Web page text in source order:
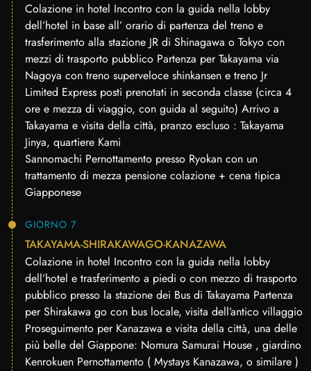
Colazione in hotel Incontro con la guida nella lobby
dell’hotel in base all’ orario di partenza del treno e
trasferimento alla stazione JR di Shinagawa o Tokyo con
mezzi di trasporto pubblico Partenza per Takayama via
Nagoya con treno superveloce shinkansen e treno Jr
Limited Express posti prenotati in seconda classe (circa 4
ore e mezza di viaggio, con guida al seguito) Arrivo a
Takayama e visita della città, pranzo escluso : Takayama
Jinya, quartiere Kami
Sannomachi Pernottamento presso Ryokan con un
trattamento di mezza pensione colazione + cena tipica
Giapponese
GIORNO 7
TAKAYAMA-SHIRAKAWAGO-KANAZAWA
Colazione in hotel Incontro con la guida nella lobby
dell’hotel e trasferimento a piedi o con mezzo di trasporto
pubblico presso la stazione dei Bus di Takayama Partenza
per Shirakawa go con bus locale, visita dell’antico villaggio
Proseguimento per Kanazawa e visita della città, una delle
più belle del Giappone: Nomura Samurai House , giardino
Kenrokuen Pernottamento ( Mystays Kanazawa, o similare )